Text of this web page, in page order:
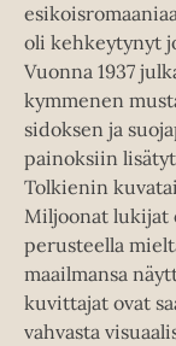
oli kehkeytynyt
Vuonna 1937
kymmenen
sidoksen ja
painoksiin
Tolkienin
Miljoonat lukijat
perusteella
maailmansa
kuvittajat ovat
vahvasta